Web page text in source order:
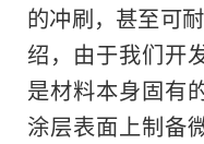
的冲刷，甚至可
绍，由于我们开
是材料本身固有
涂层表面上制备